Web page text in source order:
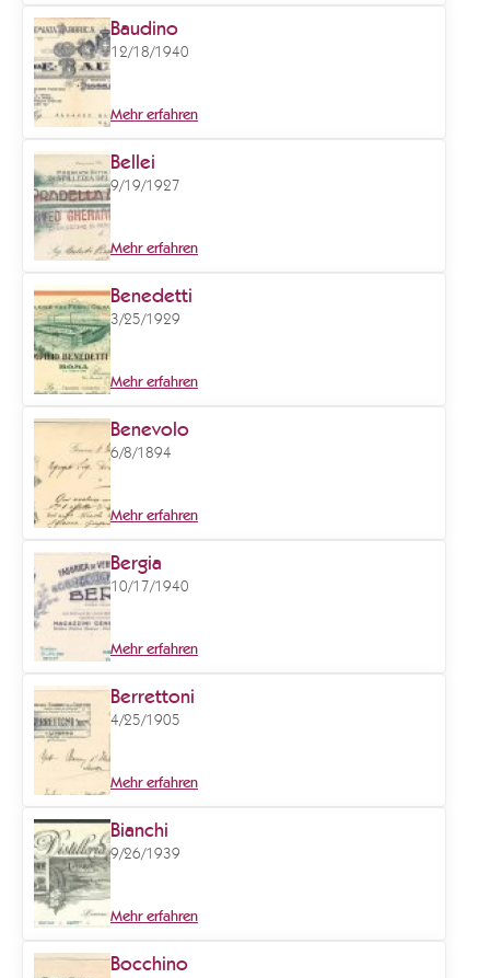
Baudino
12/18/1940
Mehr erfahren
Bellei
9/19/1927
Mehr erfahren
Benedetti
3/25/1929
Mehr erfahren
Benevolo
6/8/1894
Mehr erfahren
Bergia
10/17/1940
Mehr erfahren
Berrettoni
4/25/1905
Mehr erfahren
Bianchi
9/26/1939
Mehr erfahren
Bocchino